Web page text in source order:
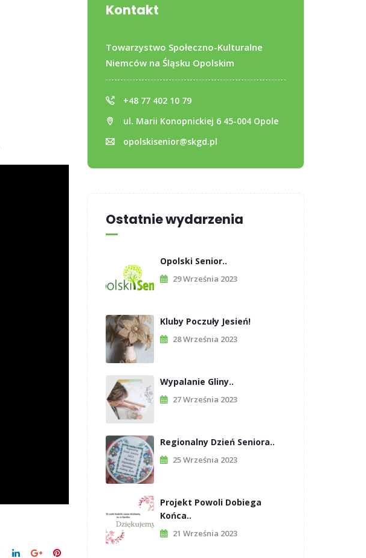
Kontakt
Towarzystwo Społeczno-Kulturalne
Niemców na Śląsku Opolskim
+48 77 402 10 79
ul. Marii Konopnickiej 6 45-004 Opole
opolskisenior@skgd.pl
Ostatnie wydarzenia
Opolski Senior..
29 Września 2023
Kluby Poczuły Jesień!
28 Września 2023
Wypalanie Gliny..
27 Września 2023
Regionalny Dzień Seniora..
25 Września 2023
Projekt Powoli Dobiega
Końca..
21 Września 2023